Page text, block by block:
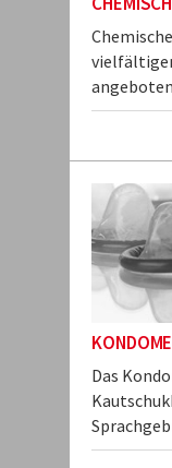
KONDOME
Das